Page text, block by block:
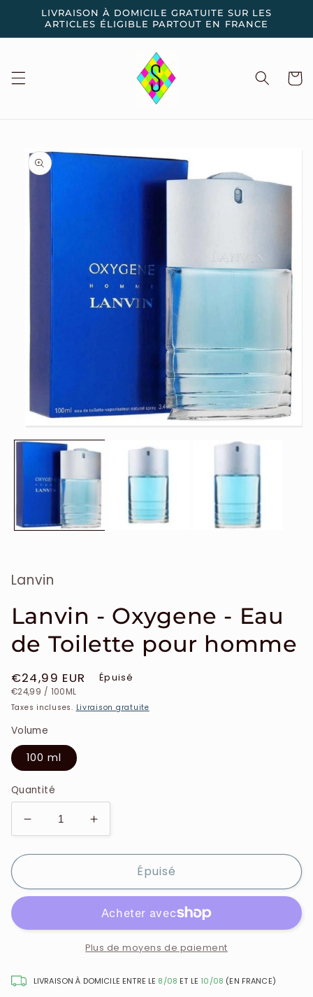
passer
contenu
LIVRAISON À DOMICILE GRATUITE SUR LES
ARTICLES ÉLIGIBLE PARTOUT EN FRANCE
Panier
Passer aux
informations
produits
le
une
fenêtre
Lanvin
Lanvin - Oxygene - Eau
de Toilette pour homme
Prix
habituel
€24,99 EUR
PRIX
€24,99 / PAR
100ML
Épuisé
Taxes incluses. Livraison gratuite
Volume
100 ml
Quantité
Réduire
la
quantité
Lanvin
-
Toilette
Augmenter
la
quantité
Lanvin
Oxygene
-
Eau
Toilette
Épuisé
Plus de moyens de paiement
LIVRAISON À DOMICILE ENTRE LE 8/08 ET LE 10/08 (EN FRANCE)